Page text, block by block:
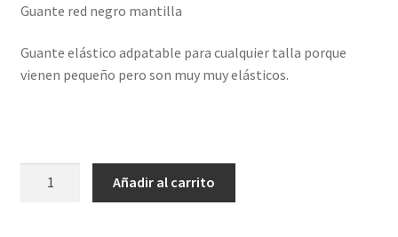
Guante red negro mantilla
Guante elástico adpatable para cualquier talla porque
vienen pequeño pero son muy muy elásticos.
Añadir al carrito